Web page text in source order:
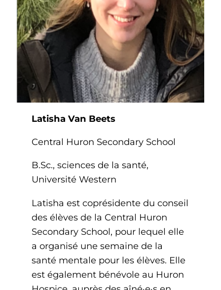
Latisha Van Beets
Central Huron Secondary School
B.Sc., sciences de la santé,
Université Western
Latisha est coprésidente du conseil
des élèves de la Central Huron
Secondary School, pour lequel elle
a organisé une semaine de la
santé mentale pour les élèves. Elle
est également bénévole au Huron